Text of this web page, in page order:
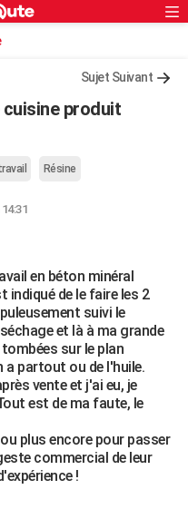
Sujet Suivant
cuisine produit
Résine
en béton minéral
indiqué de le faire les 2
suivi le
et là à ma grande
sur le plan
a partout ou de l'huile.
vente et j'ai eu, je
est de ma faute, le
plus encore pour passer
commercial de leur
!